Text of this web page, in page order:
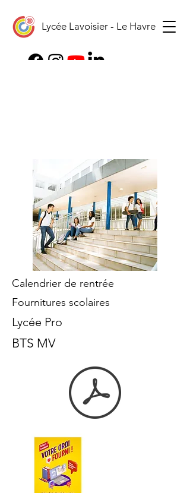
Lycée Lavoisier - Le Havre
Calendrier de rentrée
Fournitures scolaires
Lycée Pro
BTS MV